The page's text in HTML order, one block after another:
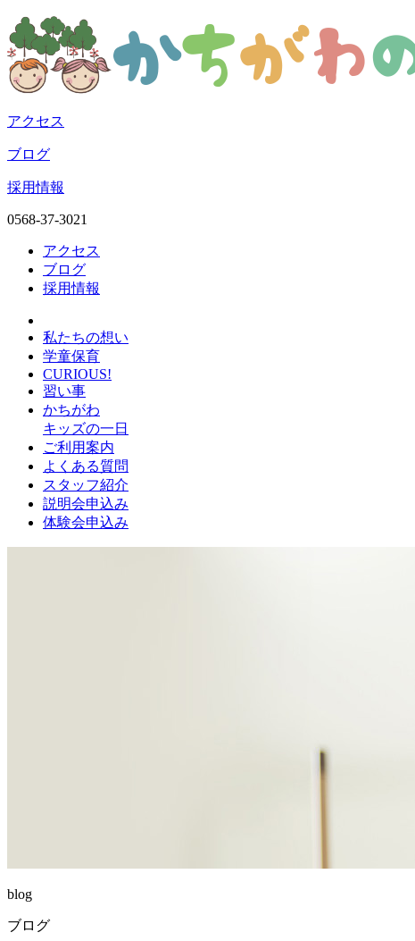
アクセス
ブログ
採用情報
0568-37-3021
アクセス
ブログ
採用情報
私たちの想い
学童保育
CURIOUS!
習い事
かちがわ
キッズの一日
ご利用案内
よくある質問
スタッフ紹介
説明会申込み
体験会申込み
blog
ブログ